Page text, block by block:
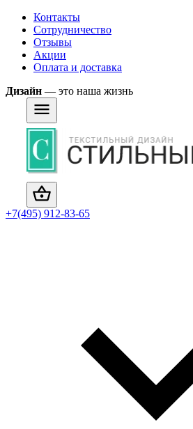
Контакты
Сотрудничество
Отзывы
Акции
Оплата и доставка
Дизайн — это наша жизнь
+7(495) 912-83-65